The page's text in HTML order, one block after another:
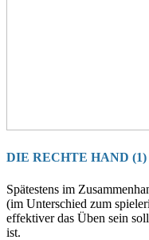
DIE RECHTE HAND (1)
Spätestens im
(im Unterschied zum
effektiver das Üben sein
ist.